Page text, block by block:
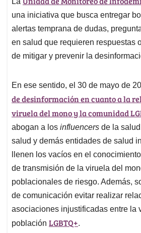
s
A
p
p
b
o
o
k
e
d
I
n
l
a
d
s
una iniciativa que busca entregar
alertas temprana de dudas,
en salud que requieren respuestas
de mitigar y prevenir la
En ese sentido, el 30 de mayo de
de desinformación en cuanto a la
viruela del mono y la comunidad
abogan a los influencers de la
salud y demás entidades de salud
llenen los vacíos en el
de transmisión de la viruela del
poblacionales de riesgo. Además,
de comunicación evitar realizar
asociaciones injustificadas entre la
población LGBTQ+.